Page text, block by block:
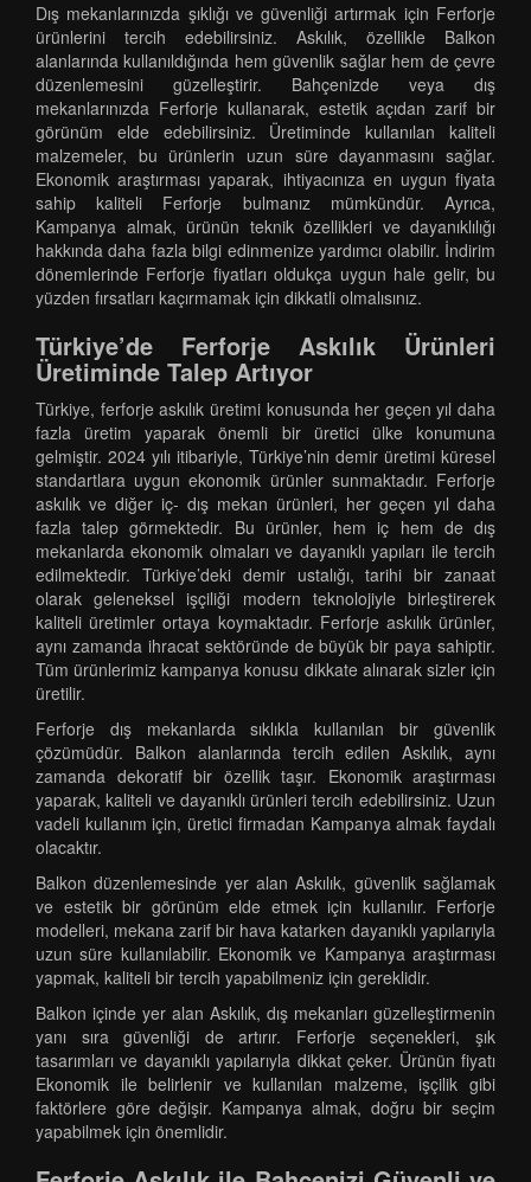
Dış mekanlarınızda şıklığı ve güvenliği artırmak için Ferforje
ürünlerini tercih edebilirsiniz. Askılık, özellikle Balkon
alanlarında kullanıldığında hem güvenlik sağlar hem de çevre
düzenlemesini güzelleştirir. Bahçenizde veya dış
mekanlarınızda Ferforje kullanarak, estetik açıdan zarif bir
görünüm elde edebilirsiniz. Üretiminde kullanılan kaliteli
malzemeler, bu ürünlerin uzun süre dayanmasını sağlar.
Ekonomik araştırması yaparak, ihtiyacınıza en uygun fiyata
sahip kaliteli Ferforje bulmanız mümkündür. Ayrıca,
Kampanya almak, ürünün teknik özellikleri ve dayanıklılığı
hakkında daha fazla bilgi edinmenize yardımcı olabilir. İndirim
dönemlerinde Ferforje fiyatları oldukça uygun hale gelir, bu
yüzden fırsatları kaçırmamak için dikkatli olmalısınız.
Türkiye’de Ferforje Askılık Ürünleri
Üretiminde Talep Artıyor
Türkiye, ferforje askılık üretimi konusunda her geçen yıl daha
fazla üretim yaparak önemli bir üretici ülke konumuna
gelmiştir. 2024 yılı itibariyle, Türkiye’nin demir üretimi küresel
standartlara uygun ekonomik ürünler sunmaktadır. Ferforje
askılık ve diğer iç- dış mekan ürünleri, her geçen yıl daha
fazla talep görmektedir. Bu ürünler, hem iç hem de dış
mekanlarda ekonomik olmaları ve dayanıklı yapıları ile tercih
edilmektedir. Türkiye’deki demir ustalığı, tarihi bir zanaat
olarak geleneksel işçiliği modern teknolojiyle birleştirerek
kaliteli üretimler ortaya koymaktadır. Ferforje askılık ürünler,
aynı zamanda ihracat sektöründe de büyük bir paya sahiptir.
Tüm ürünlerimiz kampanya konusu dikkate alınarak sizler için
üretilir.
Ferforje dış mekanlarda sıklıkla kullanılan bir güvenlik
çözümüdür. Balkon alanlarında tercih edilen Askılık, aynı
zamanda dekoratif bir özellik taşır. Ekonomik araştırması
yaparak, kaliteli ve dayanıklı ürünleri tercih edebilirsiniz. Uzun
vadeli kullanım için, üretici firmadan Kampanya almak faydalı
olacaktır.
Balkon düzenlemesinde yer alan Askılık, güvenlik sağlamak
ve estetik bir görünüm elde etmek için kullanılır. Ferforje
modelleri, mekana zarif bir hava katarken dayanıklı yapılarıyla
uzun süre kullanılabilir. Ekonomik ve Kampanya araştırması
yapmak, kaliteli bir tercih yapabilmeniz için gereklidir.
Balkon içinde yer alan Askılık, dış mekanları güzelleştirmenin
yanı sıra güvenliği de artırır. Ferforje seçenekleri, şık
tasarımları ve dayanıklı yapılarıyla dikkat çeker. Ürünün fiyatı
Ekonomik ile belirlenir ve kullanılan malzeme, işçilik gibi
faktörlere göre değişir. Kampanya almak, doğru bir seçim
yapabilmek için önemlidir.